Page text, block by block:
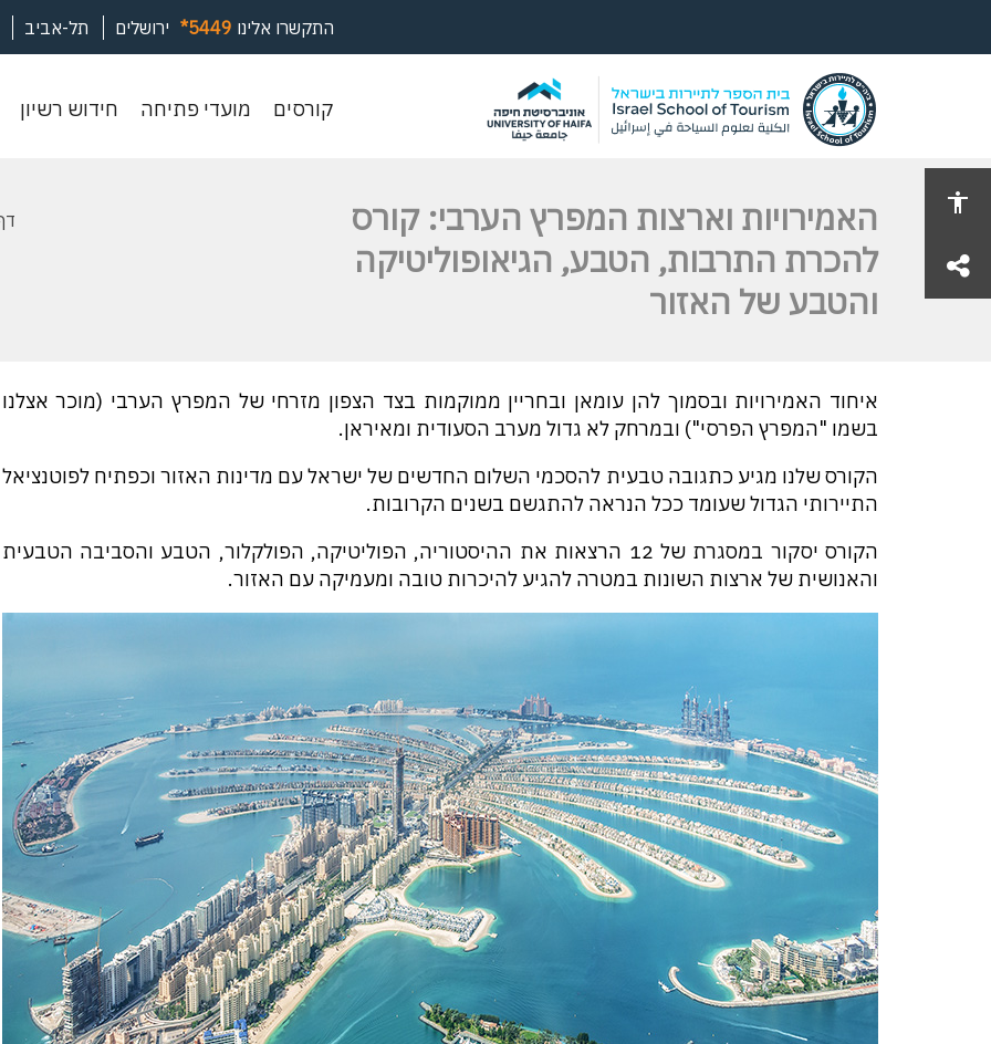
share
ירושלים תל-אביב התקשרו אלינו *5449
קורסים קורסים
מועדי פתיחה מועדי
חידוש רשיון
האמירויות וארצות המפרץ הערבי: קורס
להכרת התרבות, הטבע, הגיאופוליטיקה
והטבע של האזור
איחוד האמירויות ובסמוך להן עומאן ובחריין ממוקמות בצד הצפון מזרחי של המפרץ הערבי (מוכר אצלנו
בשמו "המפרץ הפרסי") ובמרחק לא גדול מערב הסעודית ומאיראן.
הקורס שלנו מגיע כתגובה טבעית להסכמי השלום החדשים של ישראל עם מדינות האזור וכפתיח לפוטנציאל
התיירותי הגדול שעומד ככל הנראה להתגשם בשנים הקרובות.
הקורס יסקור במסגרת של 12 הרצאות את ההיסטוריה, הפוליטיקה, הפולקלור, הטבע והסביבה הטבעית
והאנושית של ארצות השונות במטרה להגיע להיכרות טובה ומעמיקה עם האזור.